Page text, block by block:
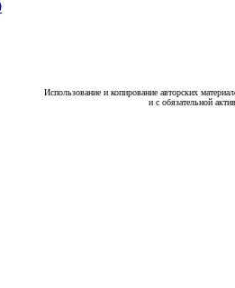
Использование и копирование авторских
и с обязательной